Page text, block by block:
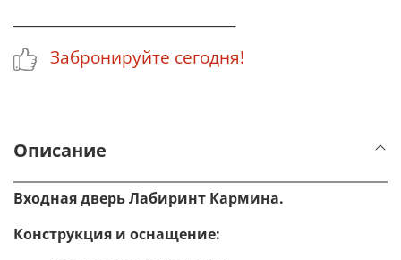
Забронируйте сегодня!
Описание
Входная дверь Лабиринт Кармина.
Конструкция и оснащение: